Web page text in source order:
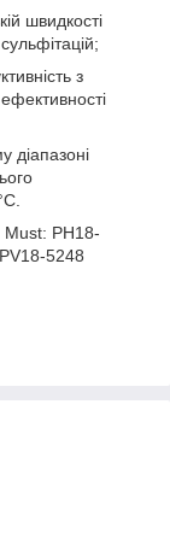
швидкості
з
діапазоні
PH18-
5248